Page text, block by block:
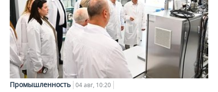
Промышленность 04 авг, 10:20